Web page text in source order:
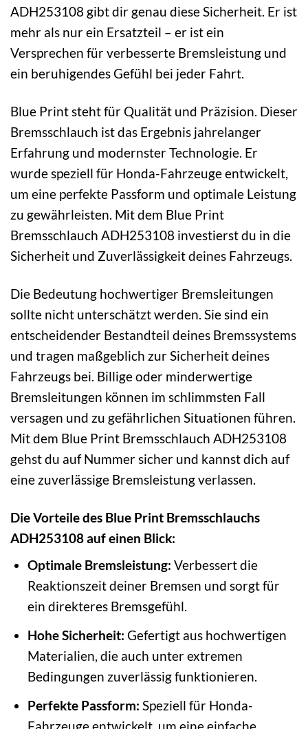
ADH253108 gibt dir genau diese Sicherheit. Er ist
mehr als nur ein Ersatzteil – er ist ein
Versprechen für verbesserte Bremsleistung und
ein beruhigendes Gefühl bei jeder Fahrt.
Blue Print steht für Qualität und Präzision. Dieser
Bremsschlauch ist das Ergebnis jahrelanger
Erfahrung und modernster Technologie. Er
wurde speziell für Honda-Fahrzeuge entwickelt,
um eine perfekte Passform und optimale Leistung
zu gewährleisten. Mit dem Blue Print
Bremsschlauch ADH253108 investierst du in die
Sicherheit und Zuverlässigkeit deines Fahrzeugs.
Die Bedeutung hochwertiger Bremsleitungen
sollte nicht unterschätzt werden. Sie sind ein
entscheidender Bestandteil deines Bremssystems
und tragen maßgeblich zur Sicherheit deines
Fahrzeugs bei. Billige oder minderwertige
Bremsleitungen können im schlimmsten Fall
versagen und zu gefährlichen Situationen führen.
Mit dem Blue Print Bremsschlauch ADH253108
gehst du auf Nummer sicher und kannst dich auf
eine zuverlässige Bremsleistung verlassen.
Die Vorteile des Blue Print Bremsschlauchs
ADH253108 auf einen Blick:
Optimale Bremsleistung: Verbessert die
Reaktionszeit deiner Bremsen und sorgt für
ein direkteres Bremsgefühl.
Hohe Sicherheit: Gefertigt aus hochwertigen
Materialien, die auch unter extremen
Bedingungen zuverlässig funktionieren.
Perfekte Passform: Speziell für Honda-
Fahrzeuge entwickelt, um eine einfache